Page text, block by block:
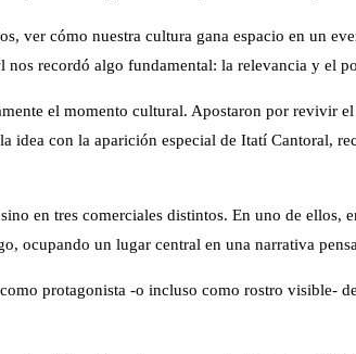
ver cómo nuestra cultura gana espacio en un
nos recordó algo fundamental: la relevancia y el
el momento cultural. Apostaron por revivir
idea con la aparición especial de Itatí Cantoral,
en tres comerciales distintos. En uno de
ocupando un lugar central en una narrativa
protagonista -o incluso como rostro visible-